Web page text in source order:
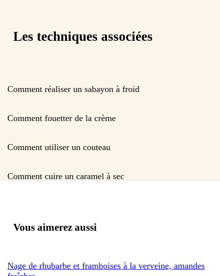
Les techniques associées
Comment réaliser un sabayon à froid
Comment fouetter de la crème
Comment utiliser un couteau
Comment cuire un caramel à sec
Vous aimerez aussi
Nage de rhubarbe et framboises à la verveine, amandes